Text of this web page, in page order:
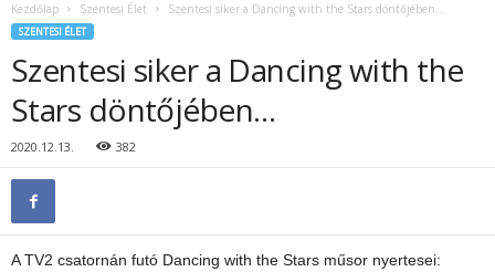
Kezdőlap Szentesi Élet Szentesi siker a Dancing with the Stars döntőjében…
SZENTESI ÉLET
Szentesi siker a Dancing with the
Stars döntőjében…
2020.12.13. 382
A TV2 csatornán futó Dancing with the Stars műsor nyertesei: